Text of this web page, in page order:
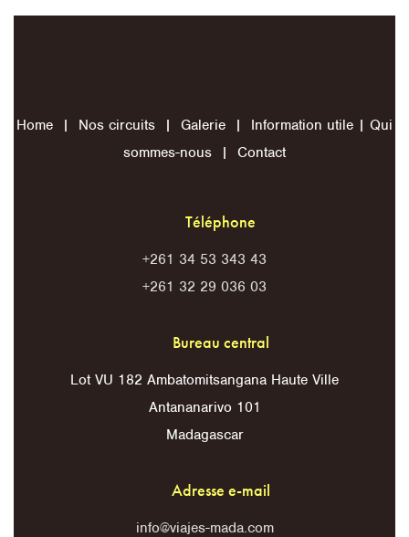
Home | Nos circuits | Galerie | Information utile | Qui
sommes-nous | Contact
Téléphone
+261 34 53 343 43
+261 32 29 036 03
Bureau central
Lot VU 182 Ambatomitsangana Haute Ville
Antananarivo 101
Madagascar
Adresse e-mail
info@viajes-mada.com